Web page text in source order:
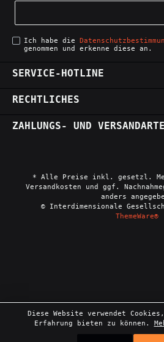
Ich habe die
genommen und erkenne diese an.
SERVICE-HOTLINE
RECHTLICHES
ZAHLUNGS- UND
* Alle Preise inkl. gesetzl.
Versandkosten und ggf.
anders
© Interdimensionale
ThemeWare®
Diese Website verwendet
Erfahrung bieten zu können.